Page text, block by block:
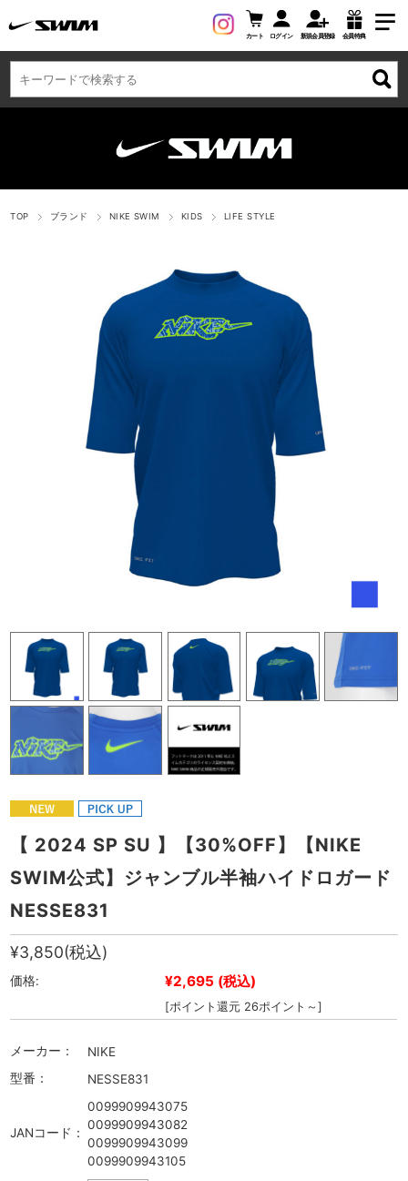
カート ログイン 新規会員登録 会員特典
TOP ブランド NIKE SWIM KIDS LIFE STYLE
【 2024 SP SU 】【30%OFF】【NIKE
SWIM公式】ジャンブル半袖ハイドロガード
NESSE831
¥3,850(税込)
価格: ¥2,695 (税込)
[ポイント還元 26ポイント～]
メーカー：
NIKE
型番：
NESSE831
JANコード：
0099909943075
0099909943082
0099909943099
0099909943105